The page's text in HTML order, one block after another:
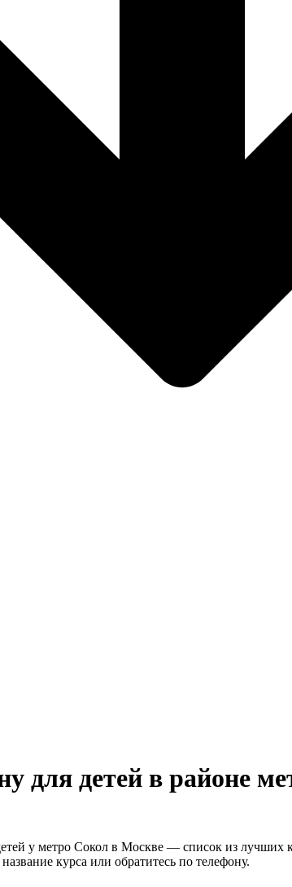
для детей в районе
у метро Сокол в Москве — список из лучших
курса или обратитесь по телефону.